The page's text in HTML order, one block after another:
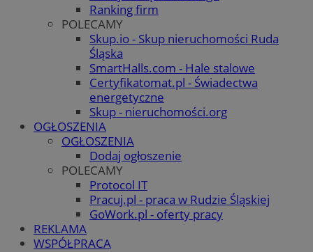
Ranking firm
POLECAMY
Skup.io - Skup nieruchomości Ruda
Śląska
SmartHalls.com - Hale stalowe
Certyfikatomat.pl - Świadectwa
energetyczne
Skup - nieruchomości.org
OGŁOSZENIA
OGŁOSZENIA
Dodaj ogłoszenie
POLECAMY
Protocol IT
Pracuj.pl - praca w Rudzie Śląskiej
GoWork.pl - oferty pracy
REKLAMA
WSPÓŁPRACA